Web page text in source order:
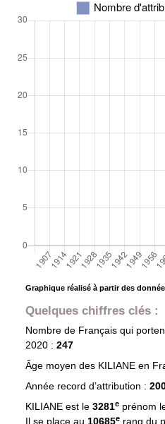
Graphique réalisé à partir des
Quelques chiffres clés :
Nombre de Français qui
2020 : 247
Âge moyen des KILIANEen
Année record d’attribution :
KILIANE est le 3281eprénom
Il se place au 10685e rang du